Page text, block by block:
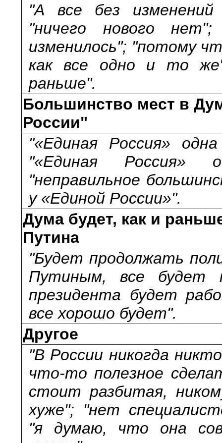
"А все без изменений
"ничего нового
изменилось"; "потому
как все одно и то
раньше".
Большинство мест в
России"
"«Единая Россия»
"«Единая Россия»
"неправильное
у «Единой России»".
Дума будет, как и
Путина
"Будет продолжать
Путиным, все будет
президента будет
все хорошо будет".
Другое
"В России никогда
что-то полезное
стоит разбитая,
хуже"; "нет
"я думаю, что она